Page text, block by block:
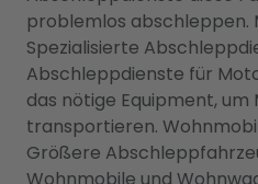
problemlos abschleppen.
Spezialisierte
Abschleppdienste für
das nötige Equipment,
transportieren.
Größere